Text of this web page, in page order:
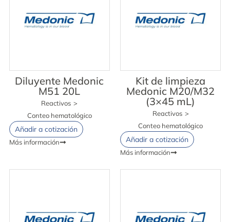
Diluyente Medonic
M51 20L
Reactivos >
Conteo hematológico
Añadir a cotización
Más información
Kit de limpieza
Medonic M20/M32
(3×45 mL)
Reactivos >
Conteo hematológico
Añadir a cotización
Más información